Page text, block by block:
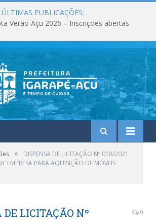
ÚLTIMAS PUBLICAÇÕES:
Verão Açu 2026 – Inscrições abertas
»
DISPENSA DE LICITAÇÃO Nº 018/2021
EMPRESA PARA AQUISIÇÃO DE MÓVEIS
DE LICITAÇÃO Nº
0